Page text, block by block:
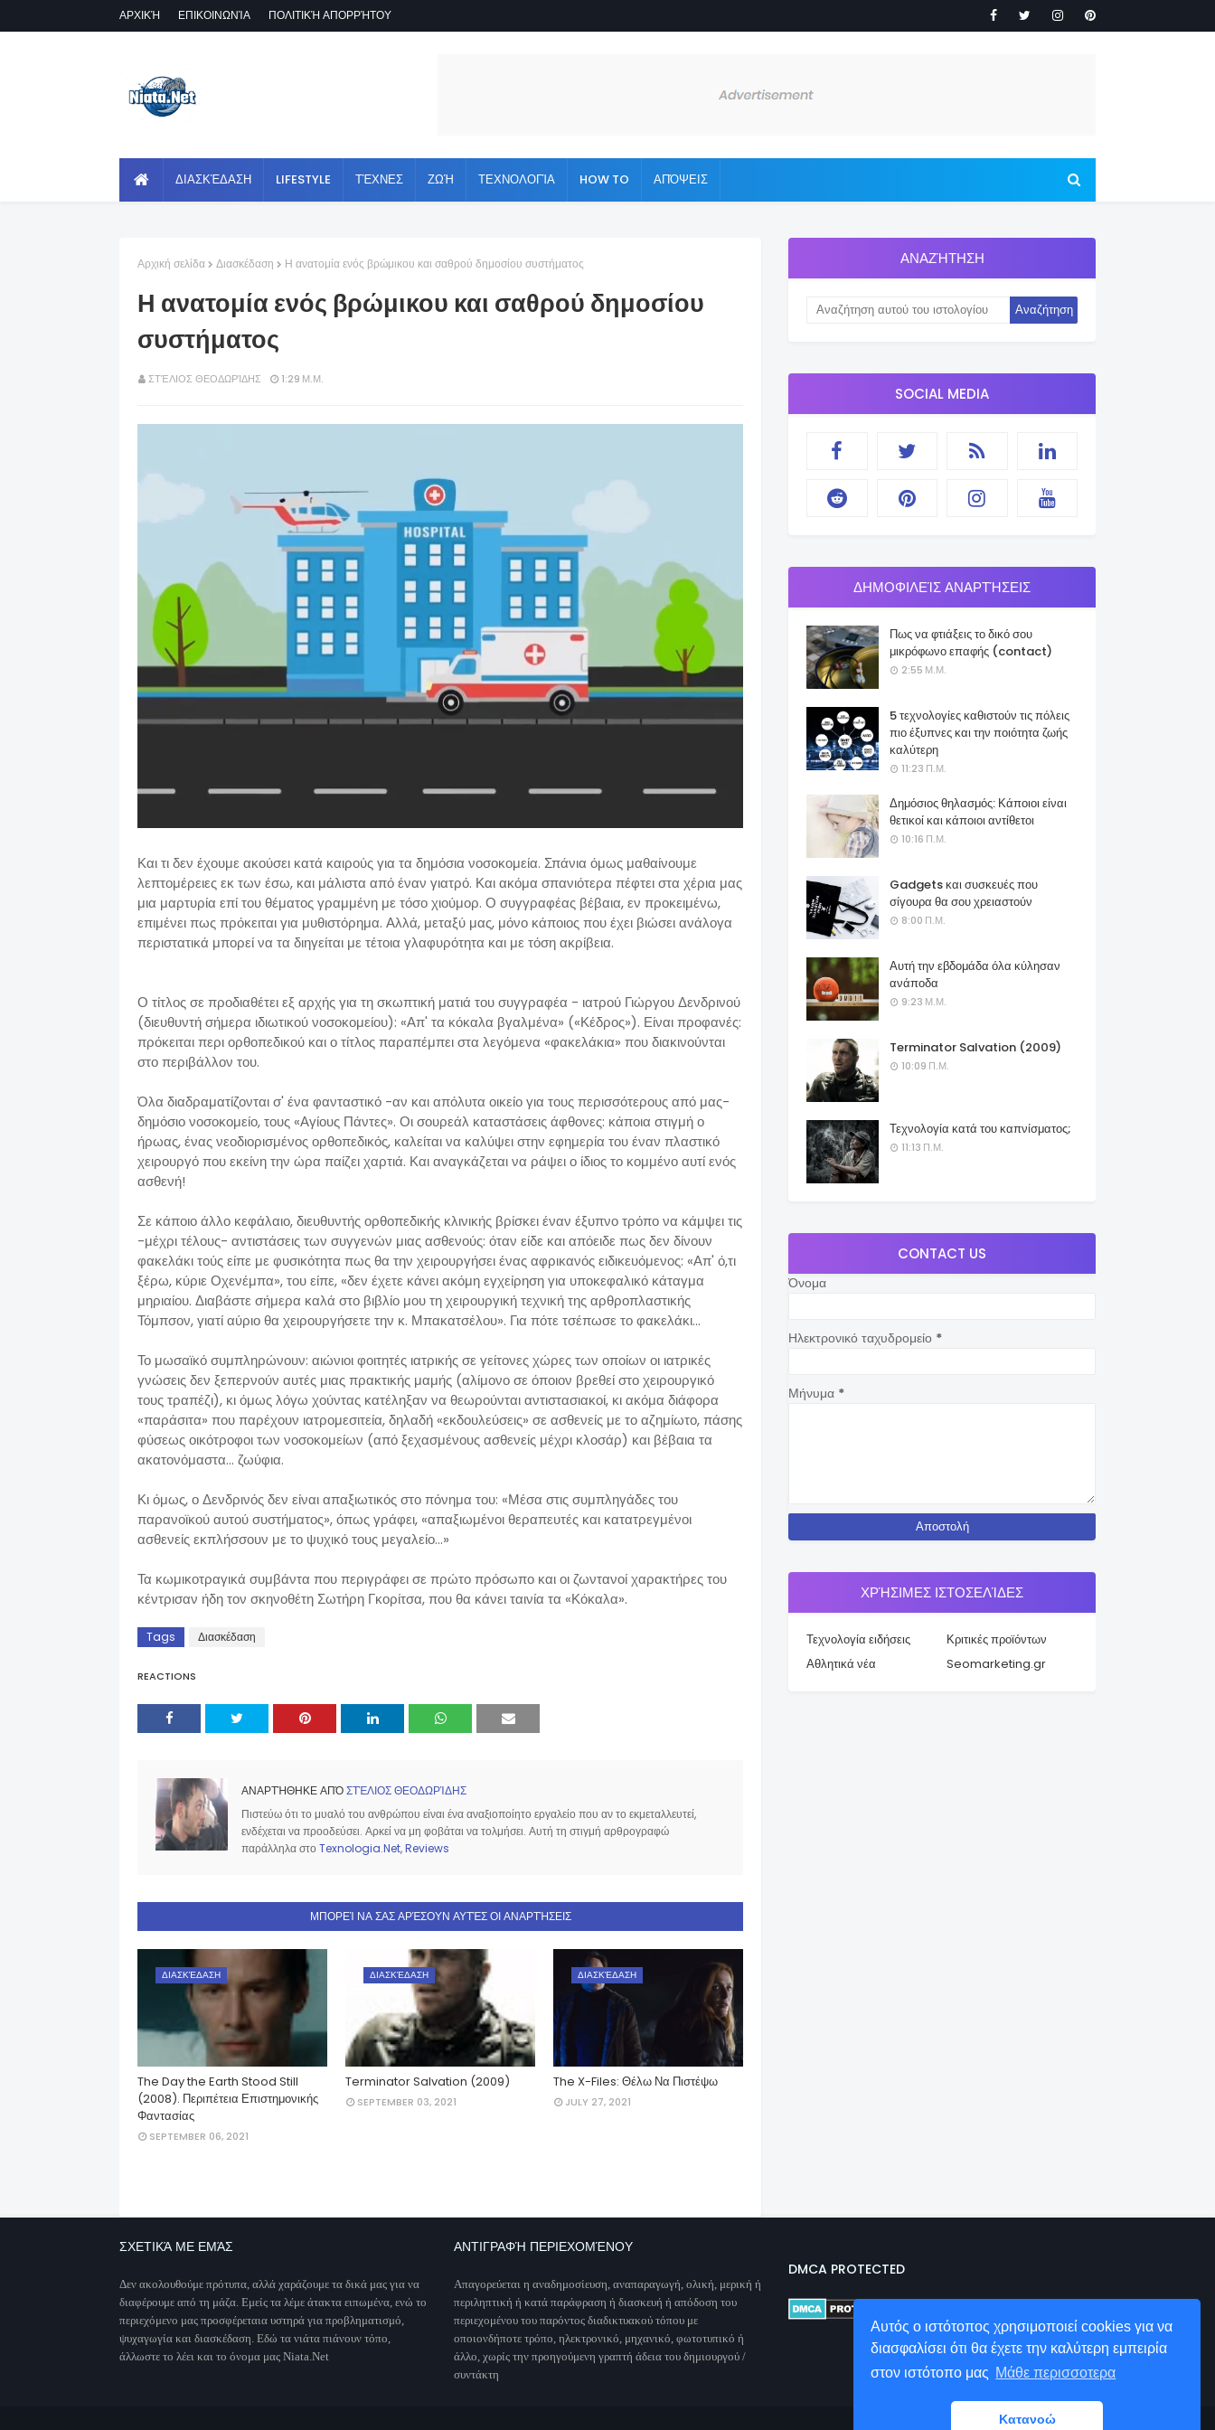
Αυτός ο ιστότοπος χρησιμοποιεί cookies για να
διασφαλίσει ότι θα έχετε την καλύτερη εμπειρία
στον ιστότοπο μας Μάθε περισσοτερα
Κατανοώ
ΑΡΧΙΚΉ ΕΠΙΚΟΙΝΩΝΊΑ ΠΟΛΙΤΙΚΉ ΑΠΟΡΡΉΤΟΥ
ΔΙΑΣΚΈΔΑΣΗ LIFESTYLE ΤΈΧΝΕΣ ΖΩΉ ΤΕΧΝΟΛΟΓΊΑ HOW TO ΑΠΌΨΕΙΣ
Αρχική σελίδα Διασκέδαση Η ανατομία ενός βρώμικου και σαθρού δημοσίου συστήματος
Η ανατομία ενός βρώμικου και σαθρού δημοσίου
συστήματος
ΣΤΈΛΙΟΣ ΘΕΟΔΩΡΊΔΗΣ 1:29 Μ.Μ.
Και τι δεν έχουμε ακούσει κατά καιρούς για τα δημόσια νοσοκομεία. Σπάνια όμως μαθαίνουμε
λεπτομέρειες εκ των έσω, και μάλιστα από έναν γιατρό. Και ακόμα σπανιότερα πέφτει στα χέρια μας
μια μαρτυρία επί του θέματος γραμμένη με τόσο χιούμορ. Ο συγγραφέας βέβαια, εν προκειμένω,
επιμένει πως πρόκειται για μυθιστόρημα. Αλλά, μεταξύ μας, μόνο κάποιος που έχει βιώσει ανάλογα
περιστατικά μπορεί να τα διηγείται με τέτοια γλαφυρότητα και με τόση ακρίβεια.
Ο τίτλος σε προδιαθέτει εξ αρχής για τη σκωπτική ματιά του συγγραφέα - ιατρού Γιώργου Δενδρινού
(διευθυντή σήμερα ιδιωτικού νοσοκομείου): «Απ' τα κόκαλα βγαλμένα» («Κέδρος»). Είναι προφανές:
πρόκειται περι ορθοπεδικού και ο τίτλος παραπέμπει στα λεγόμενα «φακελάκια» που διακινούνται
στο περιβάλλον του.
Όλα διαδραματίζονται σ' ένα φανταστικό -αν και απόλυτα οικείο για τους περισσότερους από μας-
δημόσιο νοσοκομείο, τους «Αγίους Πάντες». Οι σουρεάλ καταστάσεις άφθονες: κάποια στιγμή ο
ήρωας, ένας νεοδιορισμένος ορθοπεδικός, καλείται να καλύψει στην εφημερία του έναν πλαστικό
χειρουργό που εκείνη την ώρα παίζει χαρτιά. Και αναγκάζεται να ράψει ο ίδιος το κομμένο αυτί ενός
ασθενή!
Σε κάποιο άλλο κεφάλαιο, διευθυντής ορθοπεδικής κλινικής βρίσκει έναν έξυπνο τρόπο να κάμψει τις
-μέχρι τέλους- αντιστάσεις των συγγενών μιας ασθενούς: όταν είδε και απόειδε πως δεν δίνουν
φακελάκι τούς είπε με φυσικότητα πως θα την χειρουργήσει ένας αφρικανός ειδικευόμενος: «Απ' ό,τι
ξέρω, κύριε Οχενέμπα», του είπε, «δεν έχετε κάνει ακόμη εγχείρηση για υποκεφαλικό κάταγμα
μηριαίου. Διαβάστε σήμερα καλά στο βιβλίο μου τη χειρουργική τεχνική της αρθροπλαστικής
Τόμπσον, γιατί αύριο θα χειρουργήσετε την κ. Μπακατσέλου». Για πότε τσέπωσε το φακελάκι...
Το μωσαϊκό συμπληρώνουν: αιώνιοι φοιτητές ιατρικής σε γείτονες χώρες των οποίων οι ιατρικές
γνώσεις δεν ξεπερνούν αυτές μιας πρακτικής μαμής (αλίμονο σε όποιον βρεθεί στο χειρουργικό
τους τραπέζι), κι όμως λόγω χούντας κατέληξαν να θεωρούνται αντιστασιακοί, κι ακόμα διάφορα
«παράσιτα» που παρέχουν ιατρομεσιτεία, δηλαδή «εκδουλεύσεις» σε ασθενείς με το αζημίωτο, πάσης
φύσεως οικότροφοι των νοσοκομείων (από ξεχασμένους ασθενείς μέχρι κλοσάρ) και βέβαια τα
ακατονόμαστα... ζωύφια.
Κι όμως, ο Δενδρινός δεν είναι απαξιωτικός στο πόνημα του: «Μέσα στις συμπληγάδες του
παρανοϊκού αυτού συστήματος», όπως γράφει, «απαξιωμένοι θεραπευτές και κατατρεγμένοι
ασθενείς εκπλήσσουν με το ψυχικό τους μεγαλείο...»
Τα κωμικοτραγικά συμβάντα που περιγράφει σε πρώτο πρόσωπο και οι ζωντανοί χαρακτήρες του
κέντρισαν ήδη τον σκηνοθέτη Σωτήρη Γκορίτσα, που θα κάνει ταινία τα «Κόκαλα».
Tags Διασκέδαση
REACTIONS
ΑΝΑΡΤΉΘΗΚΕ ΑΠΌΣΤΈΛΙΟΣ ΘΕΟΔΩΡΊΔΗΣ
Πιστεύω ότι το μυαλό του ανθρώπου είναι ένα αναξιοποίητο εργαλείο που αν το εκμεταλλευτεί,
ενδέχεται να προοδεύσει. Αρκεί να μη φοβάται να τολμήσει. Αυτή τη στιγμή αρθρογραφώ
παράλληλα στο Texnologia.Net,Reviews
ΜΠΟΡΕΊ ΝΑ ΣΑΣ ΑΡΈΣΟΥΝ ΑΥΤΈΣ ΟΙ ΑΝΑΡΤΉΣΕΙΣ
ΔΙΑΣΚΈΔΑΣΗ
The Day the Earth Stood Still
(2008). Περιπέτεια Επιστημονικής
Φαντασίας
SEPTEMBER 06, 2021
ΔΙΑΣΚΈΔΑΣΗ
Terminator Salvation (2009)
SEPTEMBER 03, 2021
ΔΙΑΣΚΈΔΑΣΗ
The X-Files: Θέλω Να Πιστέψω
JULY 27, 2021
ΑΝΑΖΉΤΗΣΗ
SOCIAL MEDIA
ΔΗΜΟΦΙΛΕΊΣ ΑΝΑΡΤΉΣΕΙΣ
Πως να φτιάξεις το δικό σου
μικρόφωνο επαφής (contact)
2:55 Μ.Μ.
5 τεχνολογίες καθιστούν τις πόλεις
πιο έξυπνες και την ποιότητα ζωής
καλύτερη
11:23 Π.Μ.
Δημόσιος θηλασμός: Κάποιοι είναι
θετικοί και κάποιοι αντίθετοι
10:16 Π.Μ.
Gadgets και συσκευές που
σίγουρα θα σου χρειαστούν
8:00 Π.Μ.
Αυτή την εβδομάδα όλα κύλησαν
ανάποδα
9:23 Μ.Μ.
Terminator Salvation (2009)
10:09 Π.Μ.
Τεχνολογία κατά του καπνίσματος;
11:13 Π.Μ.
CONTACT US
Όνομα
Ηλεκτρονικό ταχυδρομείο *
Μήνυμα *
ΧΡΉΣΙΜΕΣ ΙΣΤΟΣΕΛΊΔΕΣ
Τεχνολογία ειδήσεις
Κριτικές προϊόντων
Αθλητικά νέα
Seomarketing.gr
ΣΧΕΤΙΚΆ ΜΕ ΕΜΆΣ
Δεν ακολουθούμε πρότυπα, αλλά χαράζουμε τα δικά μας για να
διαφέρουμε από τη μάζα. Εμείς τα λέμε άτακτα ειπωμένα, ενώ το
περιεχόμενο μας προσφέρεταια υστηρά για προβληματισμό,
ψυχαγωγία και διασκέδαση. Εδώ τα νιάτα πιάνουν τόπο,
άλλωστε το λέει και το όνομα μας Niata.Net
ΑΝΤΙΓΡΑΦΉ ΠΕΡΙΕΧΟΜΈΝΟΥ
Απαγορεύεται η αναδημοσίευση, αναπαραγωγή, ολική, μερική ή
περιληπτική ή κατά παράφραση ή διασκευή ή απόδοση του
περιεχομένου του παρόντος διαδικτυακού τόπου με
οποιονδήποτε τρόπο, ηλεκτρονικό, μηχανικό, φωτοτυπικό ή
άλλο, χωρίς την προηγούμενη γραπτή άδεια του δημιουργού /
συντάκτη
DMCA PROTECTED